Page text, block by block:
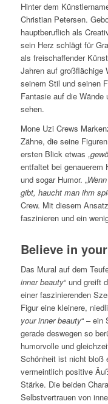
Hinter dem
Christian Petersen.
hauptberuflich als
sein Herz schlägt für
als freischaffender
Jahren auf großflächige
seinem Stil und seinen
Fantasie auf die
sehen.
Mone Uzi Crews
Zähne, die seine
ersten Blick etwas „
entfaltet bei genauerem
und sogar Humor. „
gibt, haucht man ihm
Crew. Mit diesem
faszinieren und ein
Believe in
Das Mural auf dem
inner beauty“ und greift
einer faszinierenden
Figur eine kleinere,
your inner beauty“ – ein
gerade deswegen so
humorvolle und
Schönheit ist nicht bloß
vermeintlich positive
Stärke. Die beiden
Selbstvertrauen von